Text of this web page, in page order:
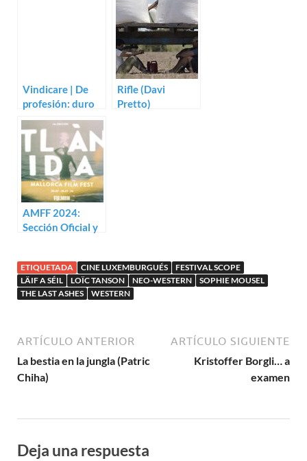
Vindicare | De
profesión: duro
(Rowdy
Herrington)
Rifle (Davi
Pretto)
AMFF 2024:
Sección Oficial y
ETIQUETADA CINE LUXEMBURGUÉS
FESTIVAL SCOPE
LÄIF A SÉIL
LOÏC TANSON NEO-WESTERN
SOPHIE MOUSEL
THE LAST ASHES
WESTERN
ARTÍCULO ANTERIOR
La bestia en la jungla (Patric
Chiha)
ARTÍCULO SIGUIENTE
Kristoffer Borgli… a
examen
Deja una respuesta